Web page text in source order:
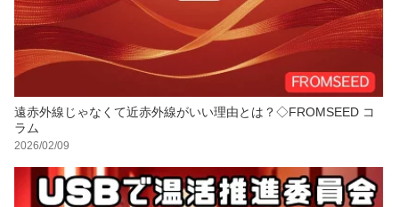
遠赤外線じゃなくて近赤外線がいい理由とは？◇FROMSEED コ
ラム
2026/02/09